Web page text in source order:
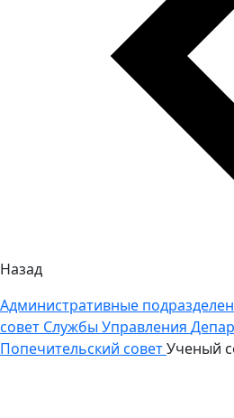
Назад
Административные
совет Службы Управления
Попечительский советУченый